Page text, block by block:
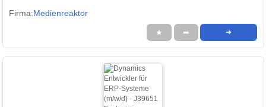
Firma:Medienreaktor
★ ➦ ➜